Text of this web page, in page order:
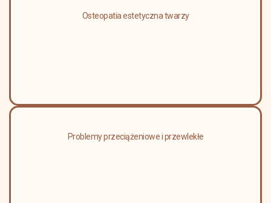
Osteopatia estetyczna twarzy
Problemy przeciążeniowe i przewlekłe